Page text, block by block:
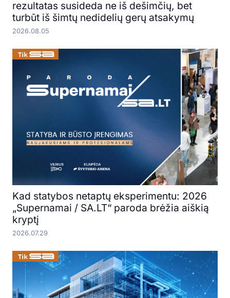
rezultatas susideda ne iš dešimčių, bet
turbūt iš šimtų nedidelių gerų atsakymų
2026.08.05
Kad statybos netaptų eksperimentu: 2026
„Supernamai / SA.LT“ paroda brėžia aiškią
kryptį
2026.07.29